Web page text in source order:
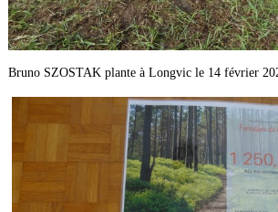
Bruno SZOSTAK plante à Longvic le 14 février